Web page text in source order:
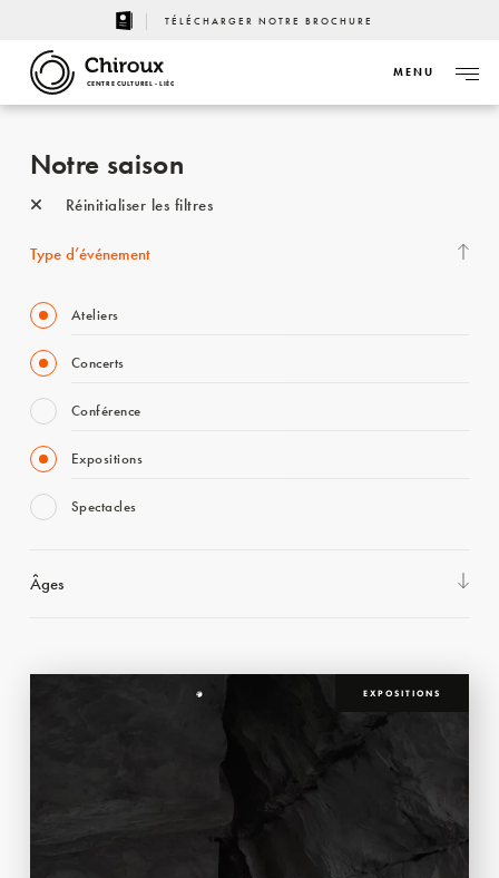
TÉLÉCHARGER NOTRE BROCHURE
CENTRE CULTUREL - LIÈGE
MENU
Notre saison
Réinitialiser les filtres
Type d’événement
Ateliers
Concerts
Conférence
Expositions
Spectacles
Âges
EXPOSITIONS